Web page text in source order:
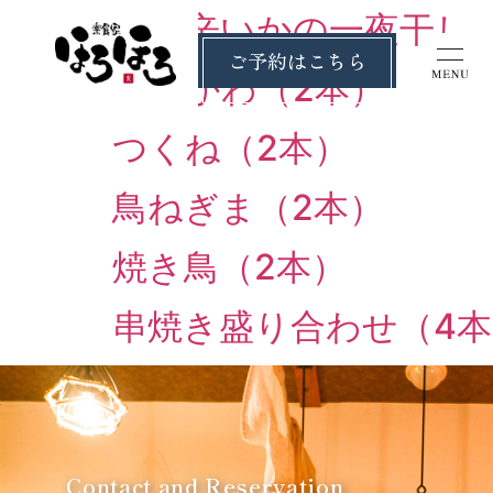
ご予約はこちら
ピリ辛いかの一夜干し
とりかわ（2本）
つくね（2本）
鳥ねぎま（2本）
焼き鳥（2本）
串焼き盛り合わせ（4
Contact and Reservation